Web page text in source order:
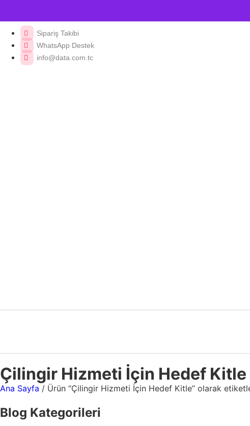
Sipariş Takibi
WhatsApp Destek
info@data.com.tc
Çilingir Hizmeti İçin Hedef Kitle
Ana Sayfa / Ürün “Çilingir Hizmeti İçin Hedef Kitle” olarak
Blog Kategorileri